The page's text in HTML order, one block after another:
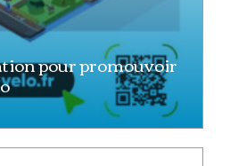
pour promouvoir